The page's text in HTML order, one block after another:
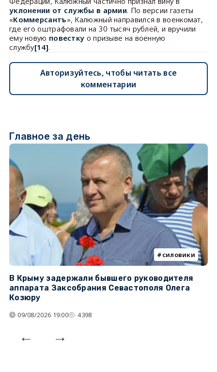
уклонении от службы в армии. По версии газеты
«Коммерсантъ», Калюжный направился в военкомат,
где его оштрафовали на 30 тысяч рублей, и вручили
ему новую повестку о призыве на военную
службу[14].
Авторизуйтесь, чтобы читать все
комментарии
Главное за день
силовики
В Крыму задержали бывшего руководителя
аппарата Заксобрания Севастополя Олега
Козюру
09/08/2026 19:00 4398